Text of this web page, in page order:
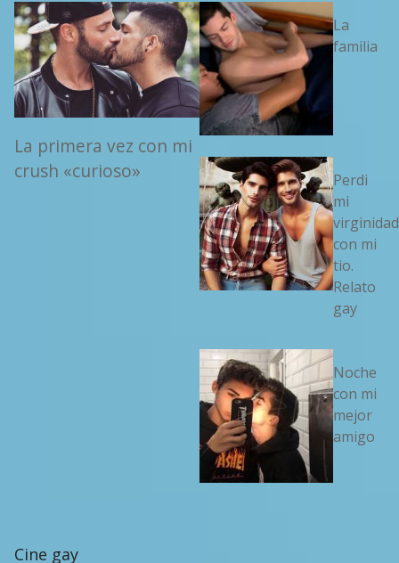
La primera vez con mi
crush «curioso»
La
familia
Perdi
mi
virginidad
con mi
tio.
Relato
gay
Noche
con mi
mejor
amigo
Cine gay